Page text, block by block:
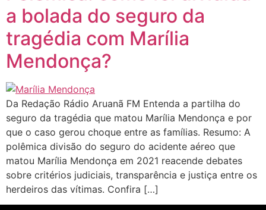
a bolada do seguro da
tragédia com Marília
Mendonça?
Da Redação Rádio Aruanã FM Entenda a partilha do
seguro da tragédia que matou Marília Mendonça e por
que o caso gerou choque entre as famílias. Resumo: A
polêmica divisão do seguro do acidente aéreo que
matou Marília Mendonça em 2021 reacende debates
sobre critérios judiciais, transparência e justiça entre os
herdeiros das vítimas. Confira […]